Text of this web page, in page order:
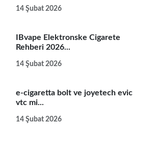
14 Şubat 2026
IBvape Elektronske Cigarete
Rehberi 2026...
14 Şubat 2026
e-cigaretta bolt ve joyetech evic
vtc mi...
14 Şubat 2026